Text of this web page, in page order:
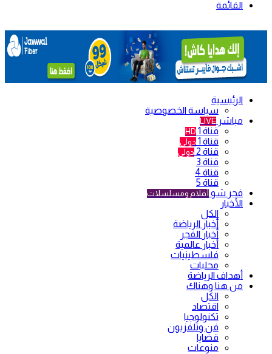
القائمة
الرئيسية
سياسة الخصوصية
مباشر LIVE
قناة 1 HD
قناة 1 دولي
قناة 2 دولي
قناة 3
قناة 4
قناة 5
فجر شو أفلام ومسلسلات
الأخبار
الكل
أخبار الرياضة
أخبار الفجر
أخبار عالمية
فلسطينيات
محليات
أهداف الرياضة
من هنا وهناك
الكل
اقتصاد
تكنولوجيا
فن وتلفزيون
قضايا
منوعات